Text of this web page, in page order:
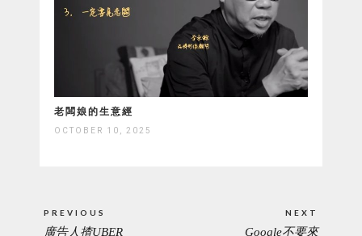
老闆娘的生意經
OCTOBER 10, 2025
navigation
PREVIOUS
廣告人揸UBER
NEXT
Google不要來